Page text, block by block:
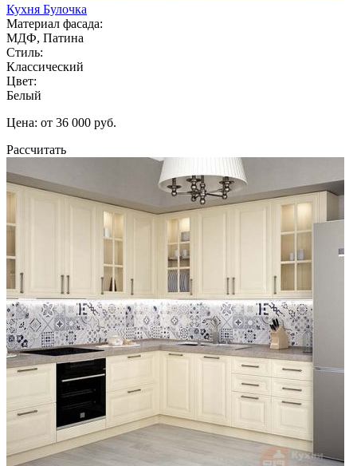
Кухня Булочка
Материал фасада:
МДФ, Патина
Стиль:
Классический
Цвет:
Белый
Цена: от 36 000 руб.
Рассчитать